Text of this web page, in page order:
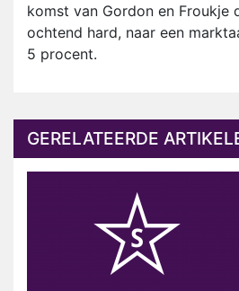
komst van Gordon en Froukje
ochtend hard, naar een
5 procent.
GERELATEERDE